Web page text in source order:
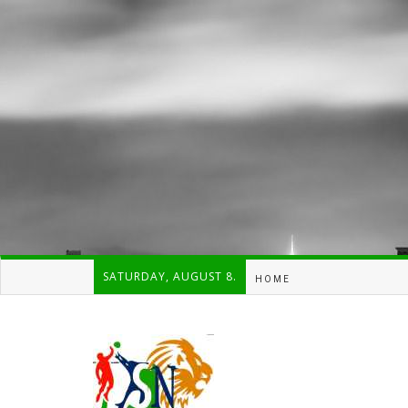
SATURDAY, AUGUST 8. HOME